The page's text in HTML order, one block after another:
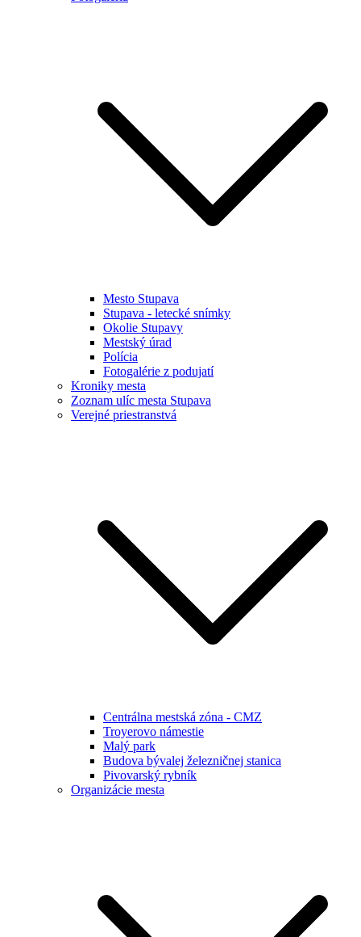
Mesto Stupava
Stupava - letecké snímky
Okolie Stupavy
Mestský úrad
Polícia
Fotogalérie z podujatí
Kroniky mesta
Zoznam ulíc mesta Stupava
Verejné priestranstvá
Centrálna mestská zóna - CMZ
Troyerovo námestie
Malý park
Budova bývalej železničnej stanica
Pivovarský rybník
Organizácie mesta